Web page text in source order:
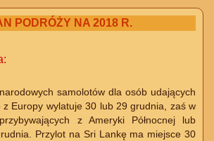
PODRÓŻY NA 2018 R.
samolotów dla osób udających
Europy wylatuje 30 lub 29 grudnia, zaś w
z Ameryki Północnej lub
Przylot na Sri Lankę ma miejsce 30